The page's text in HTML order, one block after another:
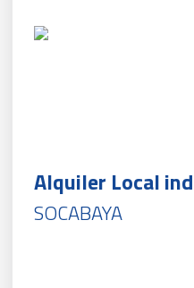
Alquiler Local
SOCABAYA